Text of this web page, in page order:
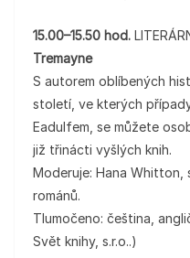
15.00–15.50 hod.
Tremayne
S autorem oblíbených
století, ve kterých
Eadulfem, se můžete
již třinácti vyšlých knih.
Moderuje: Hana
románů.
Tlumočeno: čeština,
Svět knihy, s.r.o..)